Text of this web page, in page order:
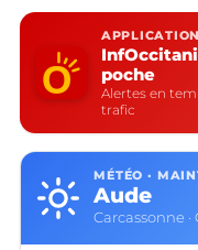
poche
Alertes en
trafic
MÉTÉO ·
Aude
Carcassonne